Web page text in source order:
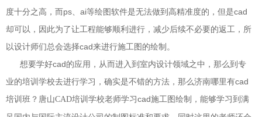
度十分之高，而ps、ai等绘图软件是无法做到高精准度的，但是cad
却可以，因此为了让工程能够顺利进行，减少后续不必要的返工，所
以设计师们总会选择cad来进行施工图的绘制。
想要学好cad的应用，从而进入到室内设计领域之中，那么到专
业的培训学校去进行学习，确实是不错的方法，那么济南哪里有cad
培训班？ 唐山CAD培训 学校老师学习cad施工图绘制，能够学习到满